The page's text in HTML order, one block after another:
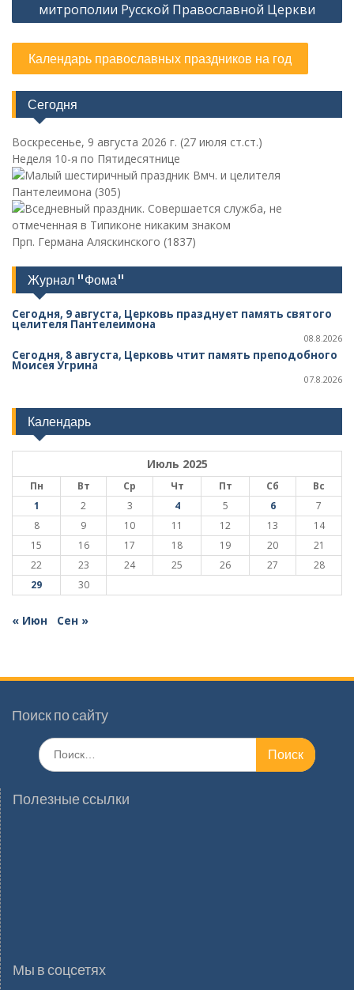
митрополии Русской Православной Церкви
Календарь православных праздников на год
Сегодня
Воскресенье, 9 августа 2026 г. (27 июля ст.ст.)
Неделя 10-я по Пятидесятнице
Вмч. и целителя
Пантелеимона (305)
Прп. Германа Аляскинского (1837)
Журнал "Фома"
Сегодня, 9 августа, Церковь празднует память святого
целителя Пантелеимона
08.8.2026
Сегодня, 8 августа, Церковь чтит память преподобного
Моисея Угрина
07.8.2026
Календарь
Июль 2025
Пн Вт Ср Чт Пт Сб
Вс
1
2 3 4 5 6
7
8
9 10 11 12 13
14
15
16 17 18 19 20
21
22
23 24 25 26 27
28
29
30
« Июн Сен »
Поиск по сайту
Поиск
по:
Полезные ссылки
Мы в соцсетях